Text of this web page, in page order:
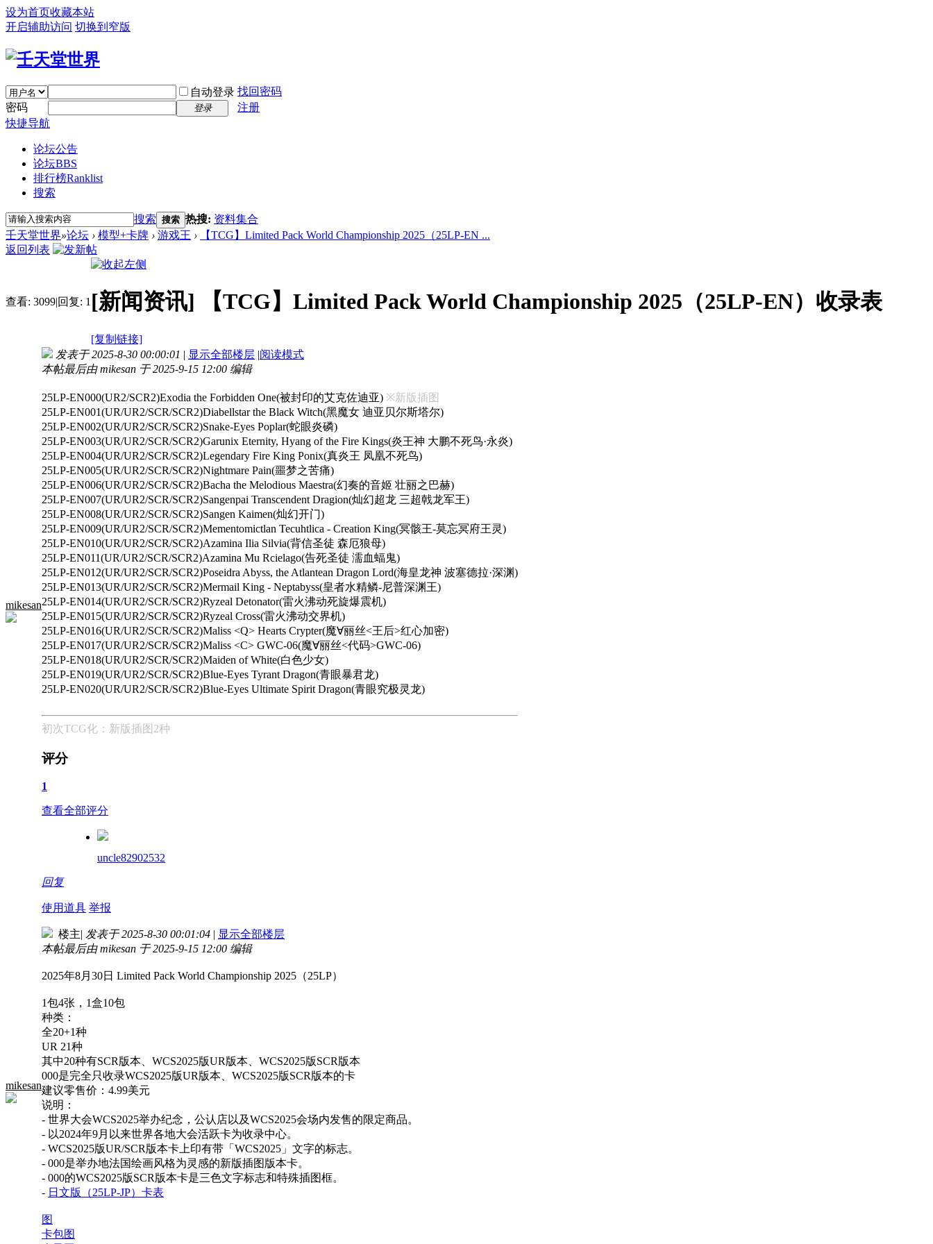
设为首页收藏本站
开启辅助访问 切换到窄版
自动登录 找回密码
密码
登录
注册
快捷导航
论坛公告
论坛BBS
排行榜Ranklist
搜索
搜索 搜索 热搜: 资料集合
壬天堂世界»论坛 › 模型+卡牌 › 游戏王 ›
【TCG】Limited Pack World Championship 2025（25LP-EN ...
返回列表
查看: 3099|回复: 1 [新闻资讯] 【TCG】Limited Pack World Championship 2025（25LP-EN）收录表
[复制链接]
mikesan
发表于 2025-8-30 00:00:01 | 显示全部楼层 |阅读模式
本帖最后由 mikesan 于 2025-9-15 12:00 编辑
25LP-EN000(UR2/SCR2)Exodia the Forbidden One(被封印的艾克佐迪亚) ※新版插图
25LP-EN001(UR/UR2/SCR/SCR2)Diabellstar the Black Witch(黑魔女 迪亚贝尔斯塔尔)
25LP-EN002(UR/UR2/SCR/SCR2)Snake-Eyes Poplar(蛇眼炎磷)
25LP-EN003(UR/UR2/SCR/SCR2)Garunix Eternity, Hyang of the Fire Kings(炎王神 大鹏不死鸟·永炎)
25LP-EN004(UR/UR2/SCR/SCR2)Legendary Fire King Ponix(真炎王 凤凰不死鸟)
25LP-EN005(UR/UR2/SCR/SCR2)Nightmare Pain(噩梦之苦痛)
25LP-EN006(UR/UR2/SCR/SCR2)Bacha the Melodious Maestra(幻奏的音姬 壮丽之巴赫)
25LP-EN007(UR/UR2/SCR/SCR2)Sangenpai Transcendent Dragion(灿幻超龙 三超戟龙军王)
25LP-EN008(UR/UR2/SCR/SCR2)Sangen Kaimen(灿幻开门)
25LP-EN009(UR/UR2/SCR/SCR2)Mementomictlan Tecuhtlica - Creation King(冥骸王-莫忘冥府王灵)
25LP-EN010(UR/UR2/SCR/SCR2)Azamina Ilia Silvia(背信圣徒 森厄狼母)
25LP-EN011(UR/UR2/SCR/SCR2)Azamina Mu Rcielago(告死圣徒 濡血蝠鬼)
25LP-EN012(UR/UR2/SCR/SCR2)Poseidra Abyss, the Atlantean Dragon Lord(海皇龙神 波塞德拉·深渊)
25LP-EN013(UR/UR2/SCR/SCR2)Mermail King - Neptabyss(皇者水精鳞-尼普深渊王)
25LP-EN014(UR/UR2/SCR/SCR2)Ryzeal Detonator(雷火沸动死旋爆震机)
25LP-EN015(UR/UR2/SCR/SCR2)Ryzeal Cross(雷火沸动交界机)
25LP-EN016(UR/UR2/SCR/SCR2)Maliss <Q> Hearts Crypter(魔∀丽丝<王后>红心加密)
25LP-EN017(UR/UR2/SCR/SCR2)Maliss <C> GWC-06(魔∀丽丝<代码>GWC-06)
25LP-EN018(UR/UR2/SCR/SCR2)Maiden of White(白色少女)
25LP-EN019(UR/UR2/SCR/SCR2)Blue-Eyes Tyrant Dragon(青眼暴君龙)
25LP-EN020(UR/UR2/SCR/SCR2)Blue-Eyes Ultimate Spirit Dragon(青眼究极灵龙)
初次TCG化：新版插图2种
评分
1
查看全部评分
uncle82902532
回复
使用道具 举报
mikesan
楼主| 发表于 2025-8-30 00:01:04 | 显示全部楼层
本帖最后由 mikesan 于 2025-9-15 12:00 编辑
2025年8月30日 Limited Pack World Championship 2025（25LP）
1包4张，1盒10包
种类：
全20+1种
UR 21种
其中20种有SCR版本、WCS2025版UR版本、WCS2025版SCR版本
000是完全只收录WCS2025版UR版本、WCS2025版SCR版本的卡
建议零售价：4.99美元
说明：
- 世界大会WCS2025举办纪念，公认店以及WCS2025会场内发售的限定商品。
- 以2024年9月以来世界各地大会活跃卡为收录中心。
- WCS2025版UR/SCR版本卡上印有带「WCS2025」文字的标志。
- 000是举办地法国绘画风格为灵感的新版插图版本卡。
- 000的WCS2025版SCR版本卡是三色文字标志和特殊插图框。
- 日文版（25LP-JP）卡表
图
卡包图